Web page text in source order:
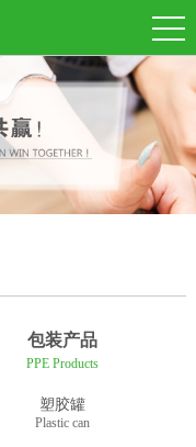
包装产品
PPE Products
塑胶罐
Plastic can